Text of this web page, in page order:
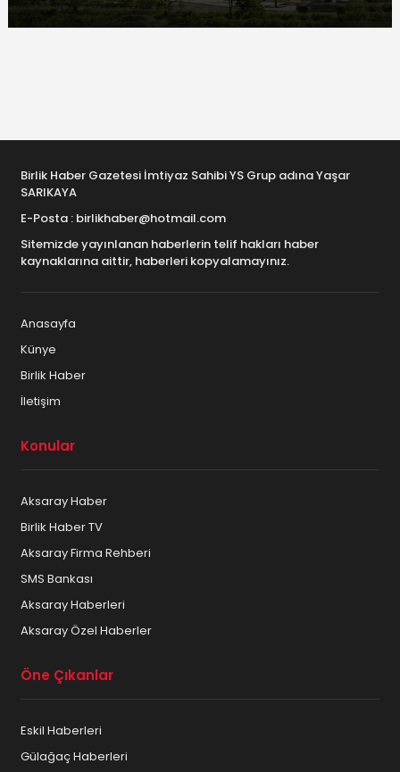
Birlik Haber Gazetesi İmtiyaz Sahibi YS Grup adına Yaşar
SARIKAYA
E-Posta : birlikhaber@hotmail.com
Sitemizde yayınlanan haberlerin telif hakları haber
kaynaklarına aittir, haberleri kopyalamayınız.
Anasayfa
Künye
Birlik Haber
İletişim
Konular
Aksaray Haber
Birlik Haber TV
Aksaray Firma Rehberi
SMS Bankası
Aksaray Haberleri
Aksaray Özel Haberler
Öne Çıkanlar
Eskil Haberleri
Gülağaç Haberleri